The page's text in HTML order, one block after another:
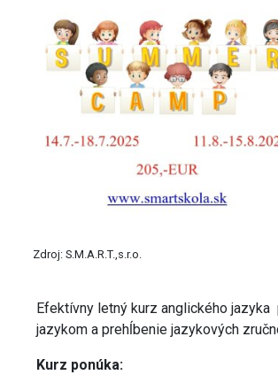
Zdroj: S.M.A.R.T.,s.r.o.
Efektívny letný kurz anglického
jazykom a prehĺbenie jazykových
Kurz ponúka: